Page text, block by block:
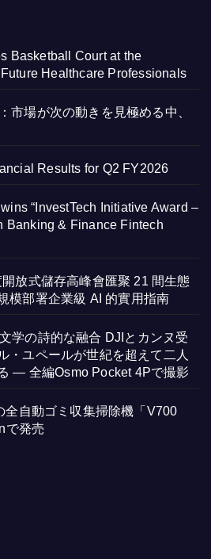
Basketball Court at the
Healthcare Professionals
市場が次の動きを見極める中、
Results for Q2 FY2026
“InvestTech Initiative Award –
Banking & Finance Fintech
放式儲存高峰會匯聚 21 間生態
模部署企業級 AI 的實用指南
学の詩的な融合 DJIとカンヌ受
・ユペールが世紀を超えて二人
— 全編Osmo Pocket 4Pで撮影
全自動ゴミ収集掃除機「V700
で発売